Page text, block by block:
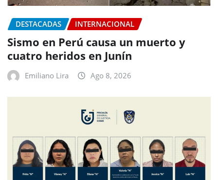
DESTACADAS INTERNACIONAL
Sismo en Perú causa un muerto y
cuatro heridos en Junín
Emiliano Lira Ago 8, 2026